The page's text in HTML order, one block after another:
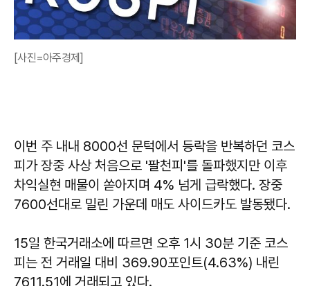
[사진=아주경제]
이번 주 내내 8000선 문턱에서 등락을 반복하던 코스
피가 장중 사상 처음으로 '팔천피'를 돌파했지만 이후
차익실현 매물이 쏟아지며 4% 넘게 급락했다. 장중
7600선대로 밀린 가운데 매도 사이드카도 발동됐다.
15일 한국거래소에 따르면 오후 1시 30분 기준 코스
피는 전 거래일 대비 369.90포인트(4.63%) 내린
7611.51에 거래되고 있다.